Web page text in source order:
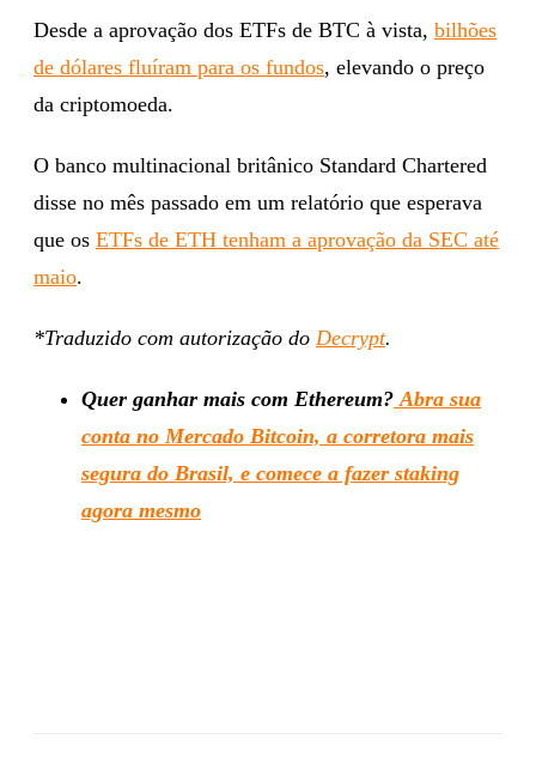
Desde a aprovação dos ETFs de BTC à vista, bilhões
de dólares fluíram para os fundos, elevando o preço
da criptomoeda.
O banco multinacional britânico Standard Chartered
disse no mês passado em um relatório que esperava
que os ETFs de ETH tenham a aprovação da SEC até
maio.
*Traduzido com autorização do Decrypt.
Quer ganhar mais com Ethereum? Abra sua
conta no Mercado Bitcoin, a corretora mais
segura do Brasil, e comece a fazer staking
agora mesmo